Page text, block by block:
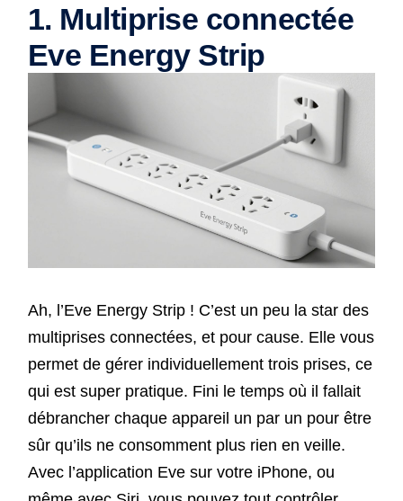
1. Multiprise connectée
Eve Energy Strip
Ah, l’Eve Energy Strip ! C’est un peu la star des
multiprises connectées, et pour cause. Elle vous
permet de gérer individuellement trois prises, ce
qui est super pratique. Fini le temps où il fallait
débrancher chaque appareil un par un pour être
sûr qu’ils ne consomment plus rien en veille.
Avec l’application Eve sur votre iPhone, ou